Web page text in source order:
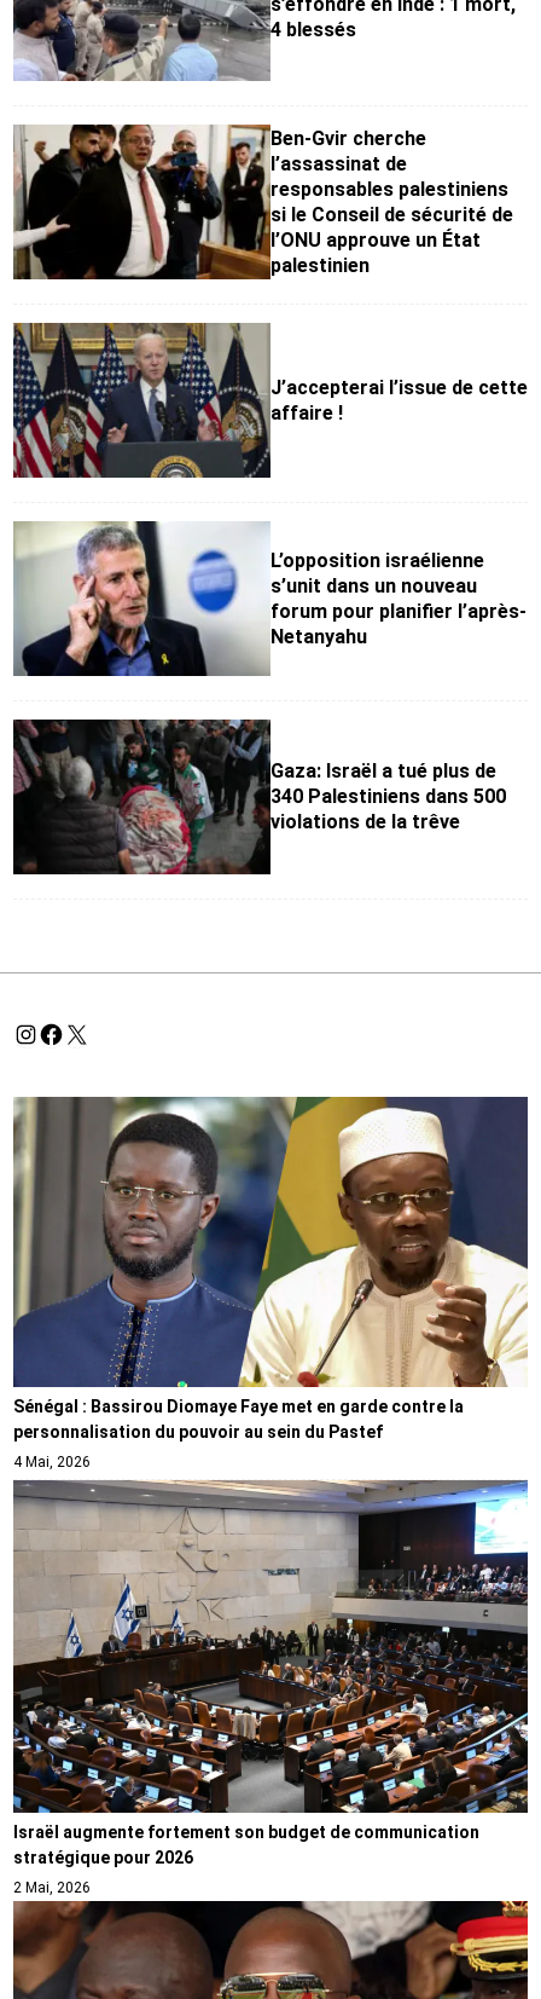
4 blessés
Ben-Gvir cherche
l’assassinat de
responsables palestiniens
si le Conseil de sécurité de
l’ONU approuve un État
palestinien
J’accepterai l’issue de cette
affaire !
L’opposition israélienne
s’unit dans un nouveau
forum pour planifier l’après-
Netanyahu
Gaza: Israël a tué plus de
340 Palestiniens dans 500
violations de la trêve
Sénégal : Bassirou Diomaye Faye met en garde contre la
personnalisation du pouvoir au sein du Pastef
4 Mai, 2026
Israël augmente fortement son budget de communication
stratégique pour 2026
2 Mai, 2026